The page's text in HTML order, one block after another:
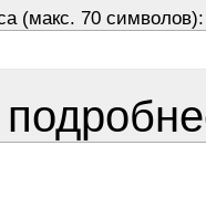
(макс. 70 символов):